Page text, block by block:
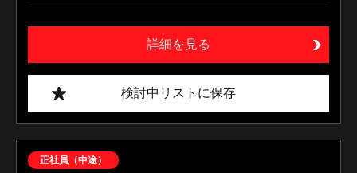
詳細を見る
検討中リストに保存
正社員（中途）